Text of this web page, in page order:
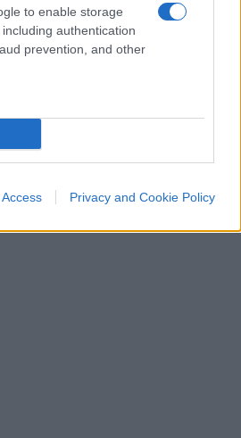
to enable storage
authentication
prevention, and other
Privacy and Cookie Policy
affrontare ancheil nodo
che, gravando ogni
ad accelerarne il degrado
10 agosto 2026